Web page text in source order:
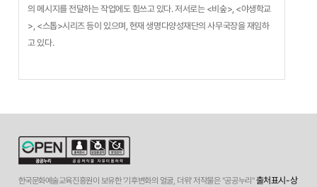
의 메시지를 전달하는 작업에도 힘쓰고 있다. 저서로는 <비숲>, <야생학교
>, <스톱>시리즈 등이 있으며, 현재 생명다양성재단의 사무국장을 재임하
고 있다.
한국문화예술교육진흥원이 보유한 '기후변화의 얼굴, 더위' 저작물은 "공공누리"출처표시-상